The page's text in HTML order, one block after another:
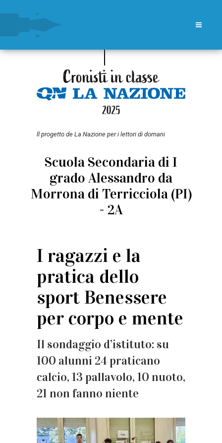
ll progetto de La Nazione per i lettori di domani
Scuola Secondaria di I
grado Alessandro da
Morrona di Terricciola (PI)
- 2A
I ragazzi e la
pratica dello
sport Benessere
per corpo e mente
Il sondaggio d’istituto: su
100 alunni 24 praticano
calcio, 13 pallavolo, 10 nuoto,
21 non fanno niente